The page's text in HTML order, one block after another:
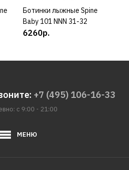
КУПИТЬ
Ботинки лыжные Spine
Baby 101 NNN 31-32
6260р.
+7 (495) 106-16-33
с 9:00 - 21:00
МЕНЮ